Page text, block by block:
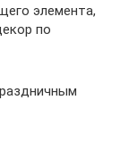
элемента,
по